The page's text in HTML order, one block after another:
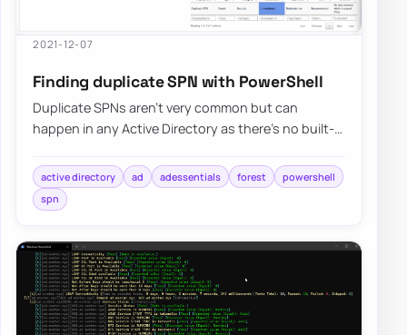
2021-12-07
Finding duplicate SPN with PowerShell
Duplicate SPNs aren’t very common but can
happen in any Active Directory as there’s no built-
active directory ad adessentials forest
powershell
spn